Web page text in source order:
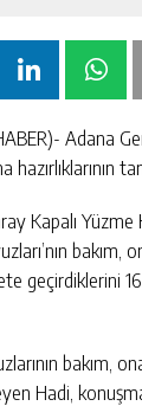
Adana
hazırlıklarının
Kapalı
geçirdiklerini
bakım,
Hadi,